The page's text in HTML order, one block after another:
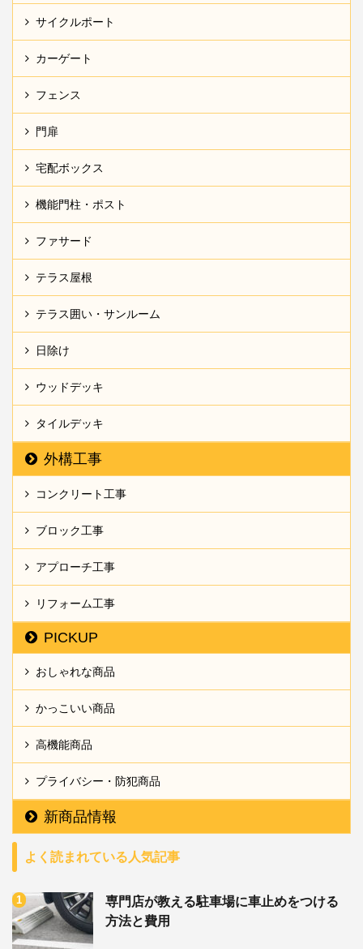
サイクルポート
カーゲート
フェンス
門扉
宅配ボックス
機能門柱・ポスト
ファサード
テラス屋根
テラス囲い・サンルーム
日除け
ウッドデッキ
タイルデッキ
外構工事
コンクリート工事
ブロック工事
アプローチ工事
リフォーム工事
PICKUP
おしゃれな商品
かっこいい商品
高機能商品
プライバシー・防犯商品
新商品情報
よく読まれている人気記事
専門店が教える駐車場に車止めをつける
方法と費用